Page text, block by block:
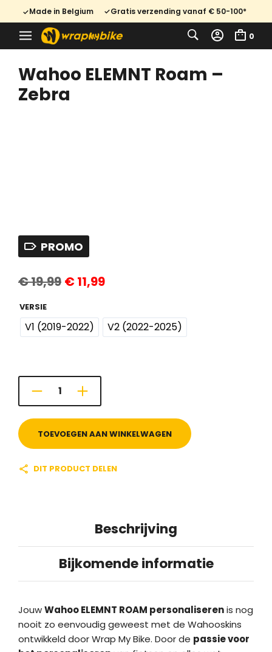
Made in Belgium Gratis verzending vanaf € 50-100*
0
Wahoo ELEMNT Roam –
Zebra
PROMO
€19,99 prijs
€11,99prijs
VERSIE
V1 (2019-2022) V2 (2022-2025)
TOEVOEGEN AAN WINKELWAGEN
DIT PRODUCT DELEN
Beschrijving
Bijkomende informatie
JouwWahoo ELEMNT ROAM personaliserenis nog
nooit zo eenvoudig geweest met de Wahooskins
ontwikkeld door Wrap My Bike. Door de passie voor